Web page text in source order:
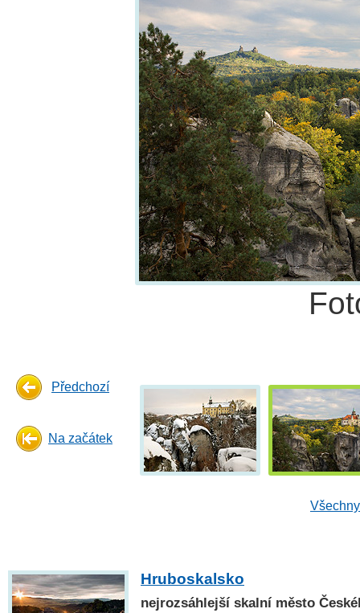
Předchozí
Na začátek
Hruboskalsko
nejrozsáhlejší skalní město